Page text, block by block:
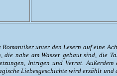
Romantiker unter den Lesern auf eine
die nahe am Wasser gebaut sind, die
Intrigen und Verrat.
Liebesgeschichte wird erzählt und